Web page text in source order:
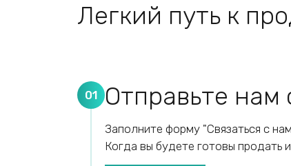
Легкий путь к
01 Отправьте
Заполните форму "Связаться с
Когда вы будете готовы